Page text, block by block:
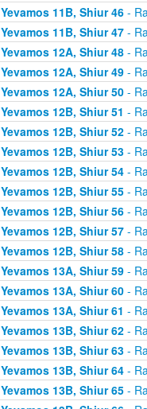
Yevamos 11B, Shiur 46-
Yevamos 11B, Shiur 47-
Yevamos 12A, Shiur 48-
Yevamos 12A, Shiur 49-
Yevamos 12A, Shiur 50-
Yevamos 12B, Shiur 51 -
Yevamos 12B, Shiur 52-
Yevamos 12B, Shiur 53-
Yevamos 12B, Shiur 54-
Yevamos 12B, Shiur 55-
Yevamos 12B, Shiur 56-
Yevamos 12B, Shiur 57-
Yevamos 12B, Shiur 58-
Yevamos 13A, Shiur 59-
Yevamos 13A, Shiur 60-
Yevamos 13A, Shiur 61 -
Yevamos 13B, Shiur 62-
Yevamos 13B, Shiur 63-
Yevamos 13B, Shiur 64-
Yevamos 13B, Shiur 65-